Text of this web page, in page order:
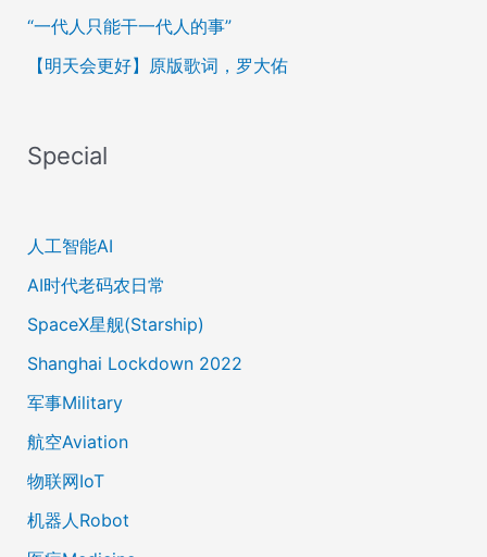
“一代人只能干一代人的事”
【明天会更好】原版歌词，罗大佑
Special
人工智能AI
AI时代老码农日常
SpaceX星舰(Starship)
Shanghai Lockdown 2022
军事Military
航空Aviation
物联网IoT
机器人Robot